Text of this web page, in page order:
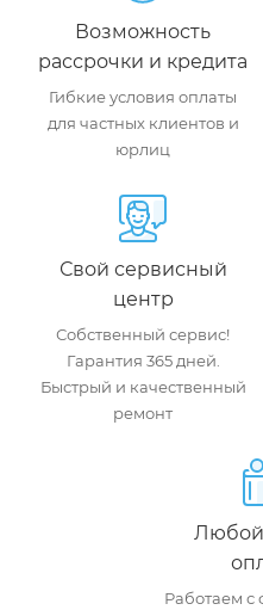
Возможность
рассрочки и кредита
Гибкие условия оплаты
для частных клиентов и
юрлиц
Свой сервисный
центр
Собственный сервис!
Гарантия 365 дней.
Быстрый и качественный
ремонт
Любой
Работаем с